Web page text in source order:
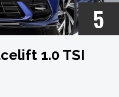
5
1.0 TSI